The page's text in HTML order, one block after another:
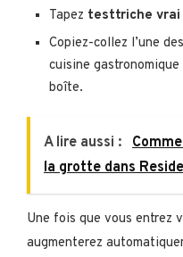
Tapez testtriche vrai
Copiez-collez l’une
cuisine
boîte.
A lire aussi :
la grotte dans
Une fois que vous entrez
augmenterez